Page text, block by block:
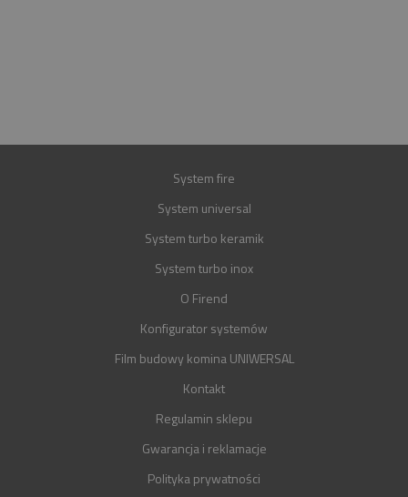
System fire
System universal
System turbo keramik
System turbo inox
O Firend
Konfigurator systemów
Film budowy komina UNIWERSAL
Kontakt
Regulamin sklepu
Gwarancja i reklamacje
Polityka prywatności